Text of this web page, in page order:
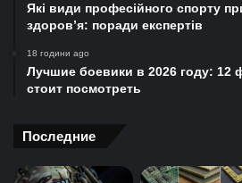
Які види професійного спорту
здоров’я: поради експертів
18 години ago
Лучшие боевики в 2026 году: 12
стоит посмотреть
Последние